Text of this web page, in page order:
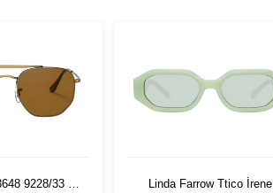
9228/33 54
Linda Farrow Ttico İrene